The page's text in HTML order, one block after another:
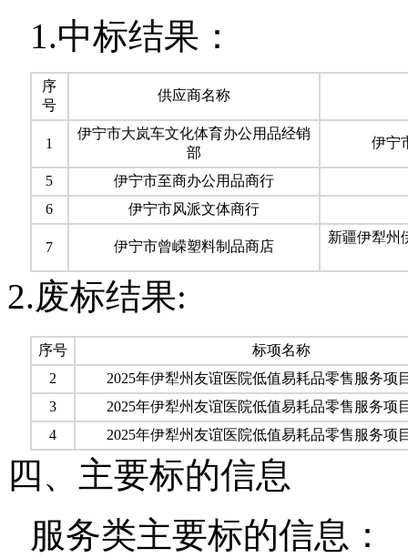
1.中标结果：
序
号
供应商名称
1
伊宁市大岚车文化体育办公用品经销
部
伊宁
5
伊宁市至商办公用品商行
6
伊宁市风派文体商行
7 伊宁市曾嵘塑料制品商店
新疆伊犁州
2.废标结果:
序号
标项名称
2
2025年伊犁州友谊医院低值易耗品零售服务项
3
2025年伊犁州友谊医院低值易耗品零售服务项
4
2025年伊犁州友谊医院低值易耗品零售服务项
四、主要标的信息
服务类主要标的信息：